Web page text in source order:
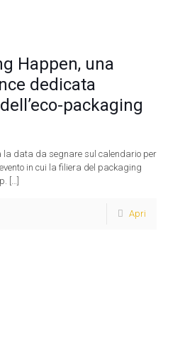
Happen, una
dedicata
packaging
la data da segnare sul calendario per
in cui la filiera del packaging
[…]
Apri